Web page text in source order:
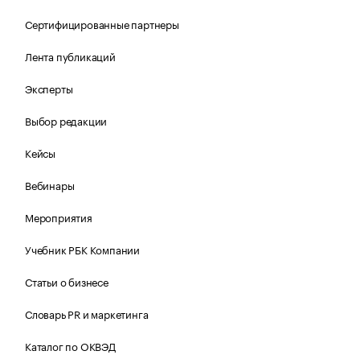
Сертифицированные партнеры
Лента публикаций
Эксперты
Выбор редакции
Кейсы
Вебинары
Мероприятия
Учебник РБК Компании
Статьи о бизнесе
Словарь PR и маркетинга
Каталог по ОКВЭД